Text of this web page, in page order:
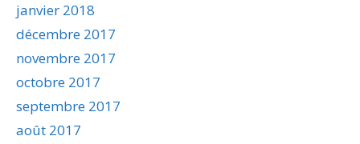
janvier 2018
décembre 2017
novembre 2017
octobre 2017
septembre 2017
août 2017